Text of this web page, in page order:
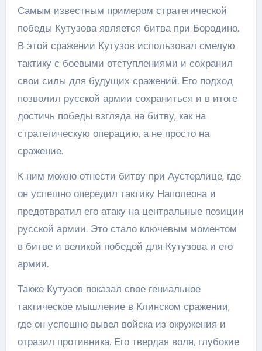
Самым известным примером стратегической
победы Кутузова является битва при Бородино.
В этой сражении Кутузов использовал смелую
тактику с боевыми отступлениями и сохранил
свои силы для будущих сражений. Его подход
позволил русской армии сохраниться и в итоге
достичь победы взгляда на битву, как на
стратегическую операцию, а не просто на
сражение.
К ним можно отнести битву при Аустерлице, где
он успешно опередил тактику Наполеона и
предотвратил его атаку на центральные позиции
русской армии. Это стало ключевым моментом
в битве и великой победой для Кутузова и его
армии.
Также Кутузов показал свое гениальное
тактическое мышление в Клинском сражении,
где он успешно вывел войска из окружения и
отразил противника. Его твердая воля, глубокие